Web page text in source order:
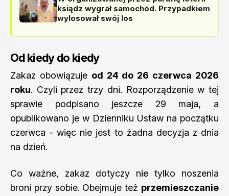
ksiądz wygrał samochód. Przypadkiem
wylosował swój los
Od kiedy do kiedy
Zakaz obowiązuje od 24 do 26 czerwca 2026
roku. Czyli przez trzy dni. Rozporządzenie w tej
sprawie podpisano jeszcze 29 maja, a
opublikowano je w Dzienniku Ustaw na początku
czerwca - więc nie jest to żadna decyzja z dnia
na dzień.
Co ważne, zakaz dotyczy nie tylko noszenia
broni przy sobie. Obejmuje też przemieszczanie